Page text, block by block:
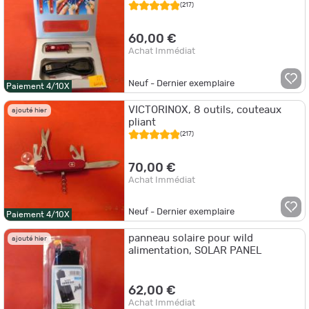
Paiement 4/10X
(217)
60,00 €
Achat Immédiat
Neuf - Dernier exemplaire
ajouté hier
Paiement 4/10X
VICTORINOX, 8 outils, couteaux
pliant
(217)
70,00 €
Achat Immédiat
Neuf - Dernier exemplaire
ajouté hier
panneau solaire pour wild
alimentation, SOLAR PANEL
62,00 €
Achat Immédiat